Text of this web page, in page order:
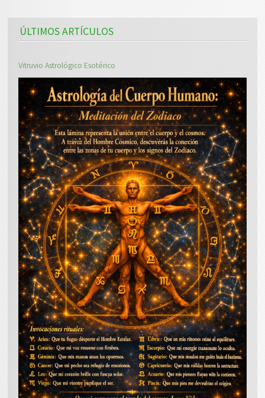
ÚLTIMOS ARTÍCULOS
Vitruvio Astrológico Esotérico